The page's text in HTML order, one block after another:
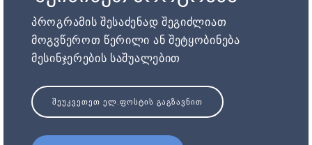
პროგრამის შესაძენად შეგიძლიათ
მოგვწეროთ წერილი ან შეტყობინება
მესინჯერების საშუალებით
ᲨᲔᲣᲙᲕᲔᲗᲔᲗ ᲔᲚ.ᲤᲝᲡᲢᲘᲡ ᲒᲐᲒᲖᲐᲕᲜᲘᲗ